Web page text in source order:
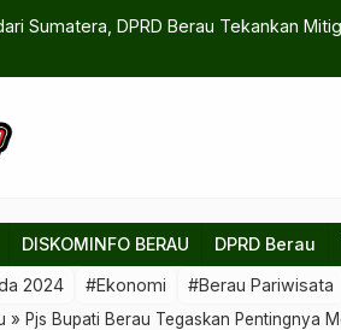
Sumatera, DPRD Berau Tekankan
DISKOMINFO BERAU DPRD Berau
2024 #Ekonomi #Berau Pariwisata
» Pjs Bupati Berau Tegaskan Pentingnya